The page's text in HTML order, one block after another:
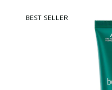
BEST SELLER